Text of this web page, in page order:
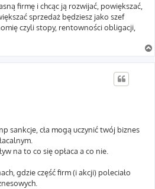
firmę i chcąc ją rozwijać, powiększać,
sprzedaż będziesz jako szef
czyli stopy, rentowności obligacji,
sankcje, cła mogą uczynić twój biznes
na to co się opłaca a co nie.
gdzie część firm (i akcji) poleciało